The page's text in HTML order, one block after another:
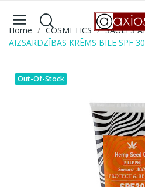
Home COSMETICS SAULES
AIZSARDZĪBAS KRĒMS BILE SPF
Out-Of-Stock